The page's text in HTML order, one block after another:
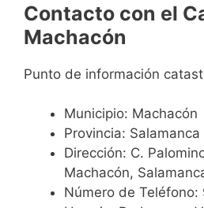
Contacto con el
Machacón
Punto de información
Municipio: Machacón
Provincia: Salamanca
Dirección: C.
Machacón,
Número de